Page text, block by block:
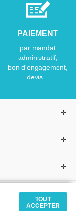
PAIEMENT
par mandat
administratif,
bon d'engagement,
devis...
TOUT
ACCEPTER